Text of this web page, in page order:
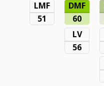
LMF
51
DMF
60
LV
56